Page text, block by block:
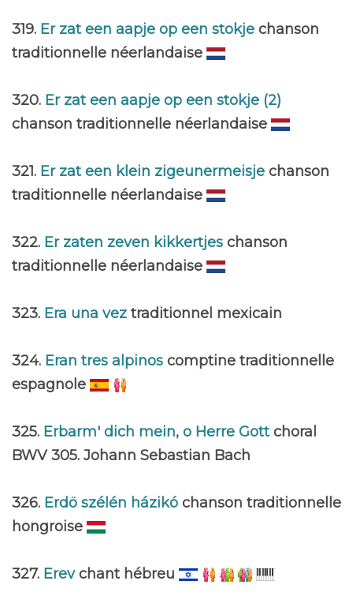
319. Er zat een aapje op een stokje chanson
traditionnelle néerlandaise
320. Er zat een aapje op een stokje (2)
chanson traditionnelle néerlandaise
321. Er zat een klein zigeunermeisje chanson
traditionnelle néerlandaise
322. Er zaten zeven kikkertjes chanson
traditionnelle néerlandaise
323. Era una vez traditionnel mexicain
324. Eran tres alpinos comptine traditionnelle
espagnole
325. Erbarm' dich mein, o Herre Gottchoral
BWV 305. Johann Sebastian Bach
326. Erdö szélén házikó chanson traditionnelle
hongroise
327. Erevchant hébreu